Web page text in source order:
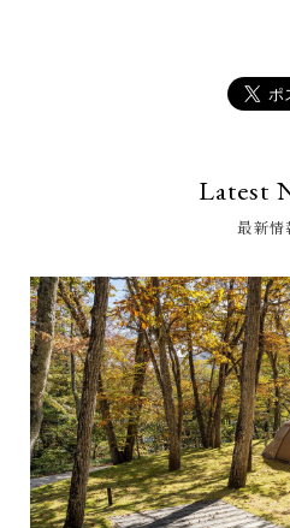
Latest
最新情